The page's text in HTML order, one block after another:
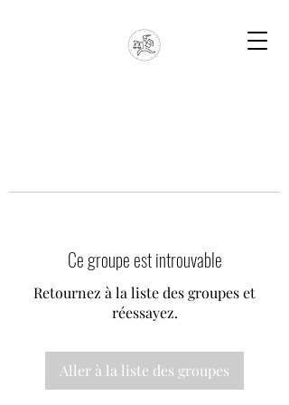
Ce groupe est introuvable
Retournez à la liste des groupes et
réessayez.
Aller à la liste des groupes